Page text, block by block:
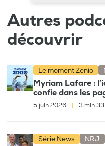
Autres
découvrir
Le moment Zenio
Myriam Lafare :
confie dans les
5 juin 2026 3 min 33
Série News NRJ